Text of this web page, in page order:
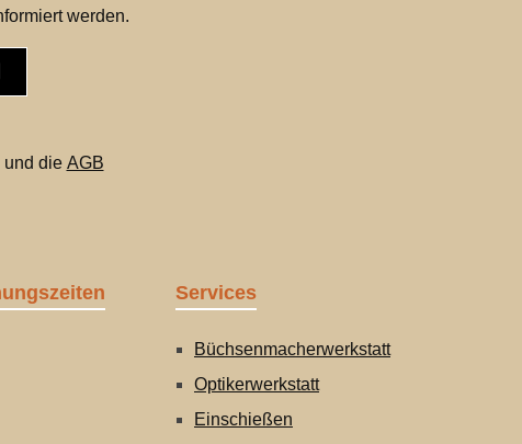
werden.
und die AGB
Services
Büchsenmacherwerkstatt
Optikerwerkstatt
Einschießen